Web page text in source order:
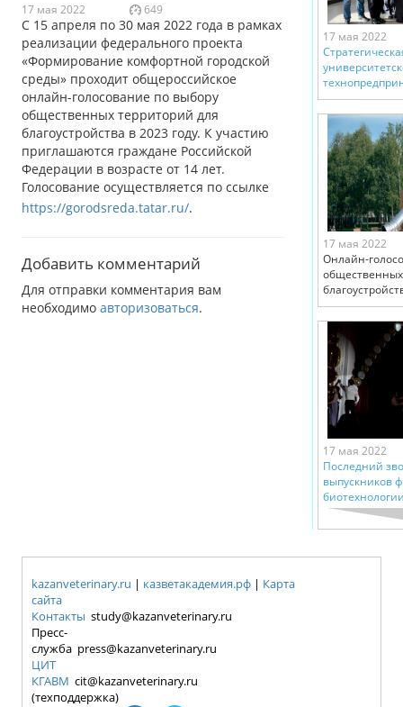
17 мая 2022 649
С 15 апреля по 30 мая 2022 года в рамках
реализации федерального проекта
«Формирование комфортной городской
среды» проходит общероссийское
онлайн-голосование по выбору
общественных территорий для
благоустройства в 2023 году. К участию
приглашаются граждане Российской
Федерации в возрасте от 14 лет.
Голосование осуществляется по ссылке
https://gorodsreda.tatar.ru/.
Добавить комментарий
Для отправки комментария вам
необходимо авторизоваться.
17 мая 2022
17 мая 2022
Oнлайн-
17 мая 2022
Последний
выпускников
kazanveterinary.ru | казветакадемия.рф | Карта
сайта
Контакты study@kazanveterinary.ru
Пресс-
служба press@kazanveterinary.ru
ЦИТ
КГАВМ cit@kazanveterinary.ru
(техподдержка)